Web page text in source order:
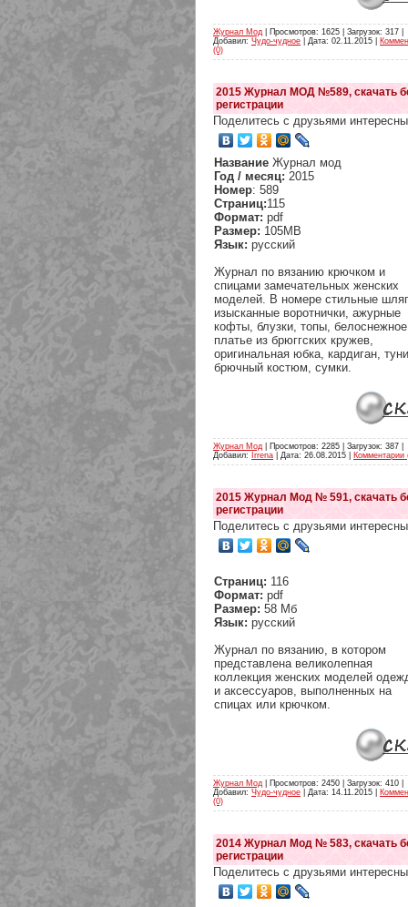
Журнал Мод | Просмотров: 1625 | Загрузок: 317 |
Добавил: Чудо-чудное | Дата: 02.11.2015
(0)
2015 Журнал МОД №589, скачать
регистрации
Поделитесь с друзьями
Название Журнал мод
Год / месяц: 2015
Номер: 589
Страниц:115
Формат: pdf
Размер: 105MB
Язык: русский
Журнал по вязанию крючком и
спицами замечательных женских
моделей. В номере стильные
изысканные воротнички, ажурные
кофты, блузки, топы, белоснежное
платье из брюггских кружев,
оригинальная юбка, кардиган,
брючный костюм, сумки.
Журнал Мод | Просмотров: 2285 | Загрузок: 387 |
Добавил:
Irrena | Дата: 26.08.2015 Комментарии
2015 Журнал Мод № 591, скачать
регистрации
Поделитесь с друзьями
Страниц: 116
Формат: pdf
Размер: 58 Мб
Язык: русский
Журнал по вязанию, в котором
представлена великолепная
коллекция женских моделей
и аксессуаров, выполненных на
спицах или крючком.
Журнал Мод | Просмотров: 2450 | Загрузок: 410 |
Добавил: Чудо-чудное | Дата: 14.11.2015
(0)
2014 Журнал Мод № 583, скачать
регистрации
Поделитесь с друзьями